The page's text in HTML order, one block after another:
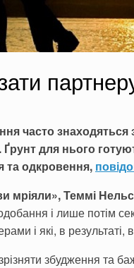
часто
для нього
та одкровення,
мріяли», Теммі
і лише потім
і які, в результаті,
збудження та